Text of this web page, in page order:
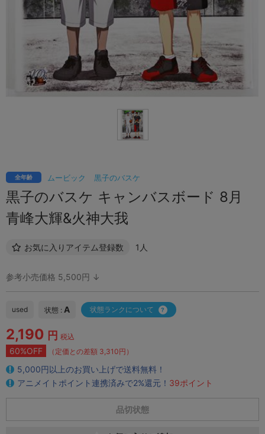
ムービック 黒子のバスケ
全年齢
黒子のバスケ キャンバスボード 8月
青峰大輝&火神大我
お気に入りアイテム登録数 1人
参考小売価格 5,500円 ↓
used 状態 : A 状態ランクについて
2,190 円 税込
60%OFF （定価との差額 3,310円）
5,000円以上のお買い上げで送料無料！
アニメイトポイント連携済みで2%還元！ 39ポイント
品切状態